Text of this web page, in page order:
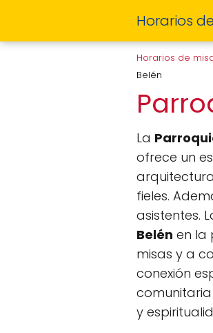
Horarios
Horarios de
Belén
La
ofrece un
fieles.
asistentes.
Belén en la
misas y a
conexión
y